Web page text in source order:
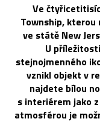
Ve
Township,
ve státě New
U
stejnojmenného
vznikl objekt v
najdete bílou
s interiérem jako
atmosférou je